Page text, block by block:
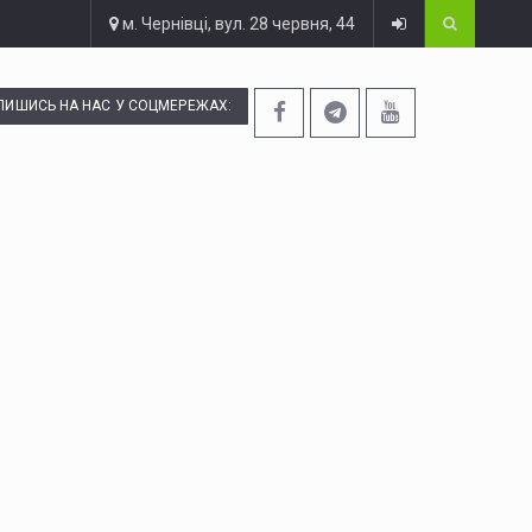
м. Чернівці, вул. 28 червня, 44
НА НАС У СОЦМЕРЕЖАХ: